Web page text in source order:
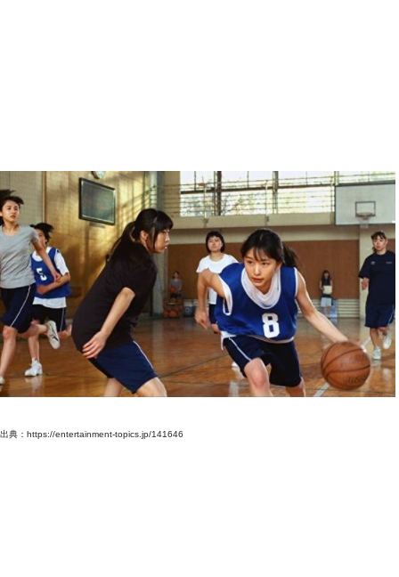
出典：https://entertainment-topics.jp/141646